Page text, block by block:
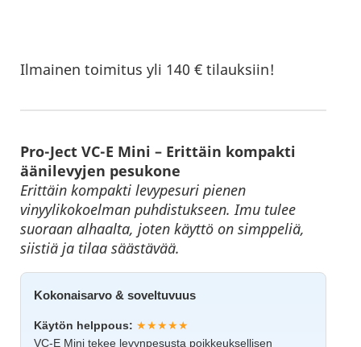
Ilmainen toimitus yli 140 € tilauksiin!
Pro-Ject VC-E Mini – Erittäin kompakti
äänilevyjen pesukone
Erittäin kompakti levypesuri pienen
vinyylikokoelman puhdistukseen. Imu tulee
suoraan alhaalta, joten käyttö on simppeliä,
siistiä ja tilaa säästävää.
Kokonaisarvo & soveltuvuus
Käytön helppous: ★★★★★
VC-E Mini tekee levynpesusta poikkeuksellisen